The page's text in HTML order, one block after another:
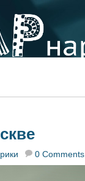
0 Comments